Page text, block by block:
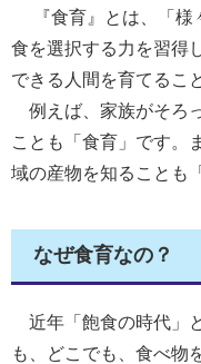
『食育』とは、「様
食を選択する力を習得
できる人間を育てるこ
例えば、家族がそろ
ことも「食育」です。
域の産物を知ることも
なぜ食育なの？
近年「飽食の時代」
も、どこでも、食べ物